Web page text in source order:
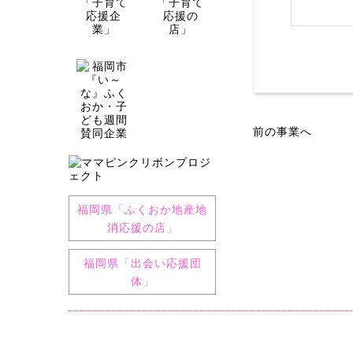
福岡県「ふくおか地産地
消応援の店」
福岡県「出会い応援団
体」
前の事業へ